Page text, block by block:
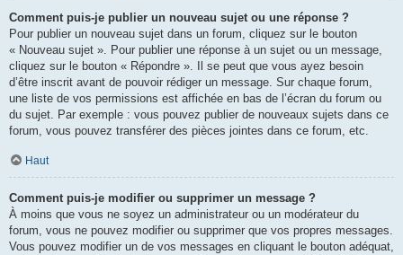
Comment puis-je publier un nouveau sujet ou une réponse ?
Pour publier un nouveau sujet dans un forum, cliquez sur le bouton
« Nouveau sujet ». Pour publier une réponse à un sujet ou un message,
cliquez sur le bouton « Répondre ». Il se peut que vous ayez besoin
d’être inscrit avant de pouvoir rédiger un message. Sur chaque forum,
une liste de vos permissions est affichée en bas de l’écran du forum ou
du sujet. Par exemple : vous pouvez publier de nouveaux sujets dans ce
forum, vous pouvez transférer des pièces jointes dans ce forum, etc.
Haut
Comment puis-je modifier ou supprimer un message ?
À moins que vous ne soyez un administrateur ou un modérateur du
forum, vous ne pouvez modifier ou supprimer que vos propres messages.
Vous pouvez modifier un de vos messages en cliquant le bouton adéquat,